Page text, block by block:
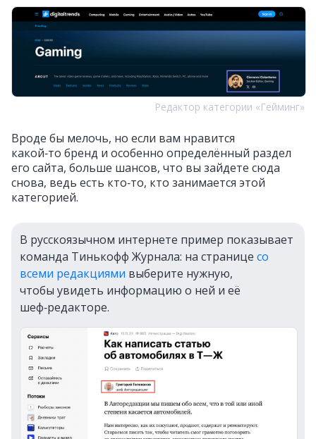
Редактор категории «Гейминг»
Вроде бы мелочь, но если вам нравится
какой‑то бренд и особенно определённый раздел
его сайта, больше шансов, что вы зайдете сюда
снова, ведь есть кто‑то, кто занимается этой
категорией.
В русскоязычном интернете пример показывает
команда Тинькофф Журнала: на странице со
всеми редакциями выберите нужную,
чтобы увидеть информацию о ней и её
шеф‑редакторе.